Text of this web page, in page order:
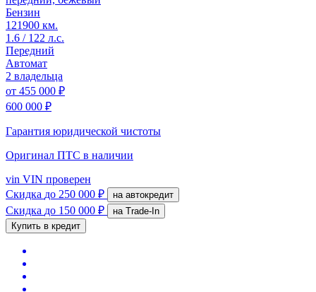
Бензин
121900 км.
1.6 / 122 л.с.
Передний
Автомат
2 владельца
от 455 000 ₽
600 000 ₽
Гарантия юридической чистоты
Оригинал ПТС в наличии
vin VIN проверен
Скидка до 250 000 ₽ на автокредит
Скидка до 150 000 ₽
на Trade-In
Купить в кредит